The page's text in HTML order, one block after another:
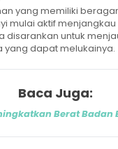
yang memiliki
mulai aktif
disarankan untuk
dapat melukainya.
Baca Juga:
Berat Badan